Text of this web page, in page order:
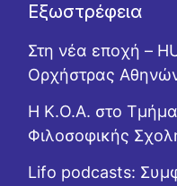
Εξωστρέφεια
Στη νέα εποχή –
Ορχήστρας
Η Κ.Ο.Α. στο
Φιλοσοφικής
Lifo podcasts: